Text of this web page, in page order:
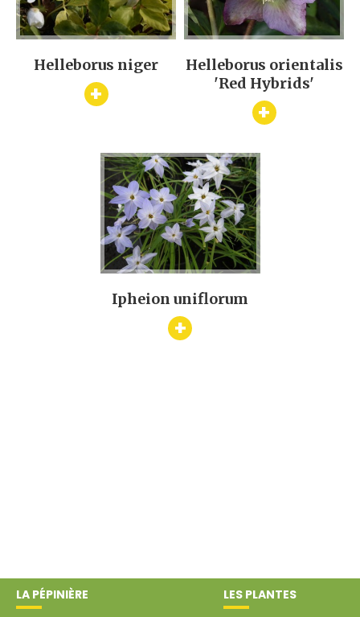
Helleborus niger
+
Helleborus orientalis
'Red Hybrids'
+
Ipheion uniflorum
+
LA PÉPINIÈRE LES PLANTES